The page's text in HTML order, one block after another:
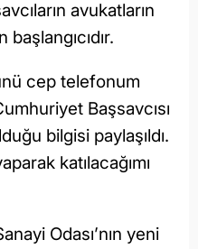
avukatların
başlangıcıdır.
cep telefonum
Başsavcısı
bilgisi paylaşıldı.
katılacağımı
Odası’nın yeni